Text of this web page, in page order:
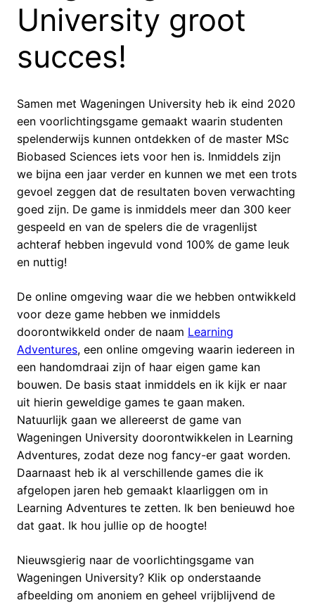
University groot
succes!
Samen met Wageningen University heb ik eind 2020
een voorlichtingsgame gemaakt waarin studenten
spelenderwijs kunnen ontdekken of de master MSc
Biobased Sciences iets voor hen is. Inmiddels zijn
we bijna een jaar verder en kunnen we met een trots
gevoel zeggen dat de resultaten boven verwachting
goed zijn. De game is inmiddels meer dan 300 keer
gespeeld en van de spelers die de vragenlijst
achteraf hebben ingevuld vond 100% de game leuk
en nuttig!
De online omgeving waar die we hebben ontwikkeld
voor deze game hebben we inmiddels
doorontwikkeld onder de naam Learning
Adventures, een online omgeving waarin iedereen in
een handomdraai zijn of haar eigen game kan
bouwen. De basis staat inmiddels en ik kijk er naar
uit hierin geweldige games te gaan maken.
Natuurlijk gaan we allereerst de game van
Wageningen University doorontwikkelen in Learning
Adventures, zodat deze nog fancy-er gaat worden.
Daarnaast heb ik al verschillende games die ik
afgelopen jaren heb gemaakt klaarliggen om in
Learning Adventures te zetten. Ik ben benieuwd hoe
dat gaat. Ik hou jullie op de hoogte!
Nieuwsgierig naar de voorlichtingsgame van
Wageningen University? Klik op onderstaande
afbeelding om anoniem en geheel vrijblijvend de